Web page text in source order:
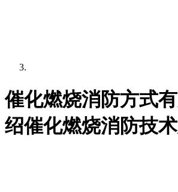
催化燃烧消防方式
绍催化燃烧消防技术